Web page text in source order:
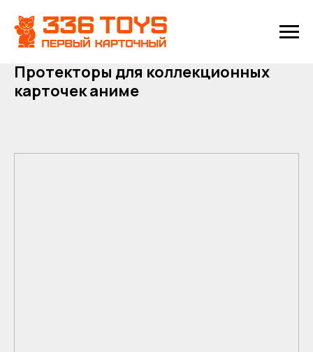
Протекторы для коллекционных
карточек аниме